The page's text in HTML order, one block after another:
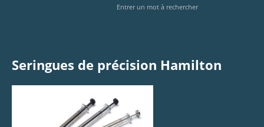
Entrer un mot à rechercher
Seringues de précision Hamilton